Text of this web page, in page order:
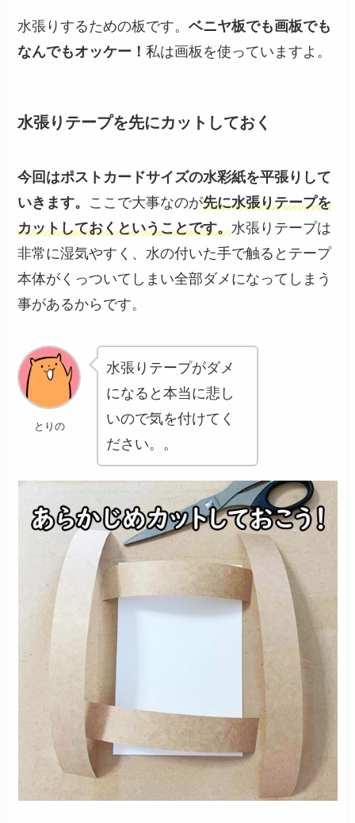
水張りするための板です。ベニヤ板でも画板でも
なんでもオッケー！私は画板を使っていますよ。
水張りテープを先にカットしておく
今回はポストカードサイズの水彩紙を平張りして
いきます。 ここで大事なのが先に水張りテープを
カットしておくということです。水張りテープは
非常に湿気やすく、水の付いた手で触るとテープ
本体がくっついてしまい全部ダメになってしまう
事があるからです。
とりの
水張りテープがダメ
になると本当に悲し
いので気を付けてく
ださい。。